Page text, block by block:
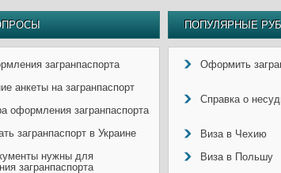
загранпаспорта
анкеты на загранпаспорт
оформления загранпаспорта
загранпаспорт в Украине
нужны для
загранпаспорта
ПОПУЛЯРНЫЕ
Оформить
Справка о
Виза в Чехию
Виза в Польшу